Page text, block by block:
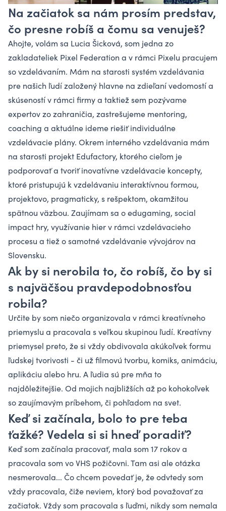
Na začiatok sa nám prosím predstav,
čo presne robíš a čomu sa venuješ?
Ahojte, volám sa Lucia Šicková, som jedna zo
zakladateliek Pixel Federation a v rámci Pixelu pracujem
so vzdelávaním. Mám na starosti systém vzdelávania
pre našich ľudí založený hlavne na zdieľaní vedomostí a
skúseností v rámci firmy a taktiež sem pozývame
expertov zo zahraničia, zastrešujeme mentoring,
coaching a aktuálne ideme riešiť individuálne
vzdelávacie plány. Okrem interného vzdelávania mám
na starosti projekt Edufactory, ktorého cieľom je
podporovať a tvoriť inovatívne vzdelávacie koncepty,
ktoré pristupujú k vzdelávaniu interaktívnou formou,
projektovo, pragmaticky, s rešpektom, okamžitou
spätnou väzbou. Zaujímam sa o edugaming, social
impact hry, využívanie hier v rámci vzdelávacieho
procesu a tiež o samotné vzdelávanie vývojárov na
Slovensku.
Ak by si nerobila to, čo robíš, čo by si
s najväčšou pravdepodobnosťou
robila?
Určite by som niečo organizovala v rámci kreatívneho
priemyslu a pracovala s veľkou skupinou ľudí. Kreatívny
priemysel preto, že si vždy obdivovala akúkoľvek formu
ľudskej tvorivosti - či už filmovú tvorbu, komiks, animáciu,
aplikáciu alebo hru. A ľudia sú pre mňa to
najdôležitejšie. Od mojich najbližších až po kohokoľvek
so zaujímavým príbehom, či pohľadom na svet.
Keď si začínala, bolo to pre teba
ťažké? Vedela si si hneď poradiť?
Keď som začínala pracovať, mala som 17 rokov a
pracovala som vo VHS požičovni. Tam asi ale otázka
nesmerovala... Čo chcem povedať je, že odvtedy som
vždy pracovala, čiže neviem, ktorý bod považovať za
začiatok. Vždy som pracovala s ľuďmi, nikdy som nemala